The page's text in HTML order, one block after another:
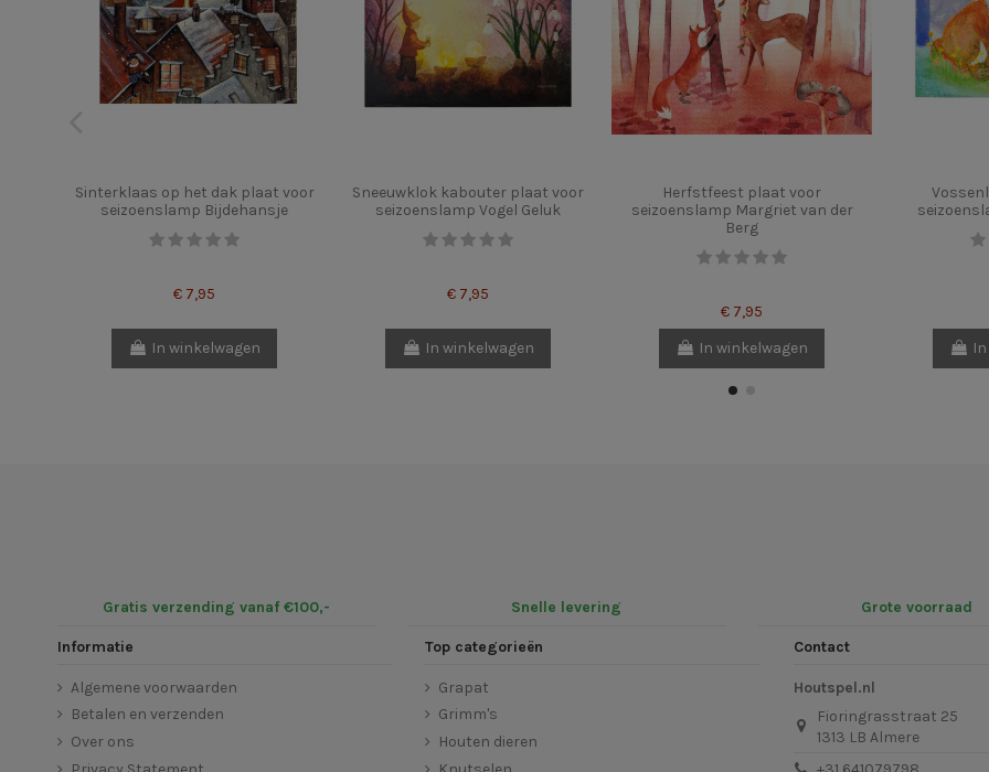
Sinterklaas op het dak plaat voor
seizoenslamp Bijdehansje
€ 7,95
In winkelwagen
Sneeuwklok kabouter plaat voor
seizoenslamp Vogel Geluk
€ 7,95
In winkelwagen
Herfstfeest plaat voor
seizoenslamp Margriet van der
Berg
€ 7,95
In winkelwagen
Gratis verzending vanaf €100,- Snelle levering Grote voorraad
Informatie
Algemene voorwaarden
Betalen en verzenden
Over ons
Top categorieën
Grapat
Grimm's
Houten dieren
Contact
Houtspel.nl
Fioringrasstraat 25
1313 LB Almere